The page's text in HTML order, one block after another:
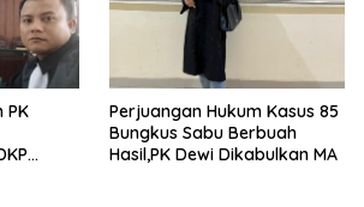
PK
Perjuangan Hukum Kasus 85
Bungkus Sabu Berbuah
Hasil,PK Dewi Dikabulkan MA